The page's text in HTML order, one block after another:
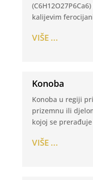
kalijevim
VIŠE ...
Konoba
Konoba u regiji
prizemnu ili
kojoj se
VIŠE ...